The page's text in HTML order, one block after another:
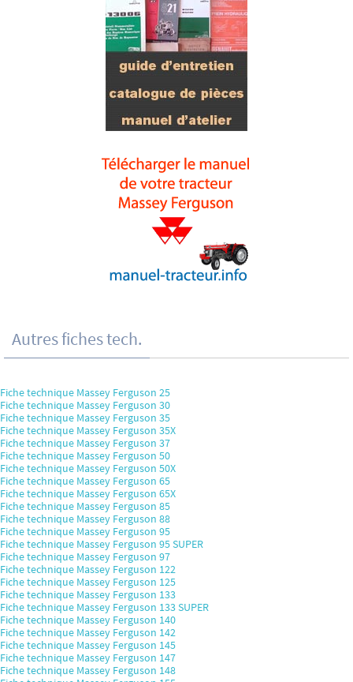
Autres fiches tech.
Fiche technique Massey Ferguson 25
Fiche technique Massey Ferguson 30
Fiche technique Massey Ferguson 35
Fiche technique Massey Ferguson 35X
Fiche technique Massey Ferguson 37
Fiche technique Massey Ferguson 50
Fiche technique Massey Ferguson 50X
Fiche technique Massey Ferguson 65
Fiche technique Massey Ferguson 65X
Fiche technique Massey Ferguson 85
Fiche technique Massey Ferguson 88
Fiche technique Massey Ferguson 95
Fiche technique Massey Ferguson 95 SUPER
Fiche technique Massey Ferguson 97
Fiche technique Massey Ferguson 122
Fiche technique Massey Ferguson 125
Fiche technique Massey Ferguson 133
Fiche technique Massey Ferguson 133 SUPER
Fiche technique Massey Ferguson 140
Fiche technique Massey Ferguson 142
Fiche technique Massey Ferguson 145
Fiche technique Massey Ferguson 147
Fiche technique Massey Ferguson 148